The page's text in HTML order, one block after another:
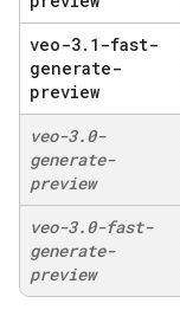
veo-3. 1-fast-
generate-
preview
veo-3.0-
generate-
preview
veo-3.0-fast-
generate-
preview